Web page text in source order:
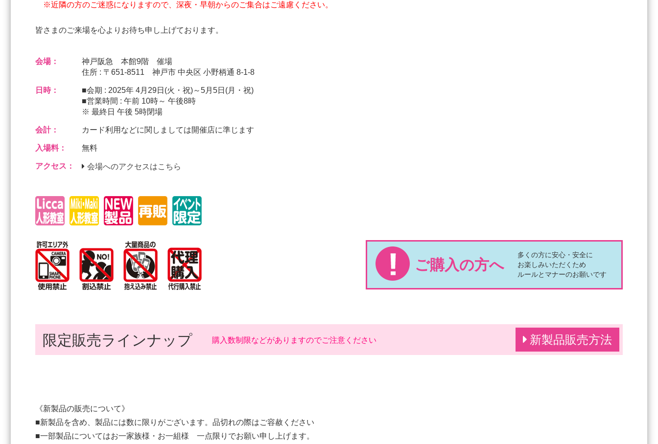
※近隣の方のご迷惑になりますので、深夜・早朝からのご集合はご遠慮ください。
皆さまのご来場を心よりお待ち申し上げております。
会場：
神戸阪急 本館9階 催場
住所 : 〒651-8511 神戸市 中央区 小野柄通 8-1-8
日時：
■会期 : 2025年 4月29日(火・祝)～5月5日(月・祝)
■営業時間 : 午前 10時～ 午後8時
※ 最終日 午後 5時閉場
会計： カード利用などに関しましては開催店に準じます
入場料： 無料
アクセス： 会場へのアクセスはこちら
ご購入の方へ
多くの方に安心・安全に
お楽しみいただくため
ルールとマナーのお願いです
限定販売ラインナップ 購入数制限などがありますのでご注意ください 新製品販売方法
《新製品の販売について》
■新製品を含め、製品には数に限りがございます。品切れの際はご容赦ください
■一部製品についてはお一家族様・お一組様 一点限りでお願い申し上げます。